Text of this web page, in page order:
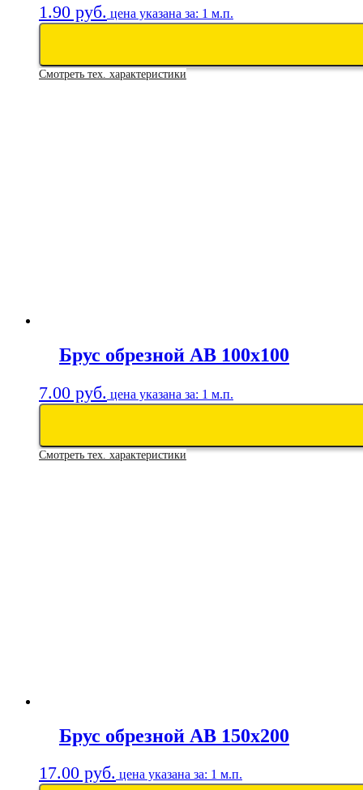
1.90 руб. цена указана за: 1 м.п.
Смотреть тех. характеристики
Брус обрезной АВ 100х100
7.00 руб. цена указана за: 1 м.п.
Смотреть тех. характеристики
Брус обрезной АВ 150х200
17.00 руб. цена указана за: 1 м.п.